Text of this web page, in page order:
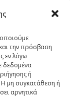
την πρόσβαση
εν λόγω
δεδομένα
ή
Η μη συγκατάθεση ή
αρνητικά